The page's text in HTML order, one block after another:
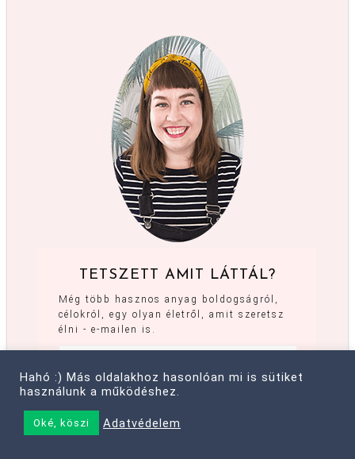
TETSZETT AMIT LÁTTÁL?
Még több hasznos anyag boldogságról,
célokról, egy olyan életről, amit szeretsz
élni - e-mailen is.
Hahó :) Más oldalakhoz hasonlóan mi is sütiket
használunk a működéshez.
Oké, köszi Adatvédelem